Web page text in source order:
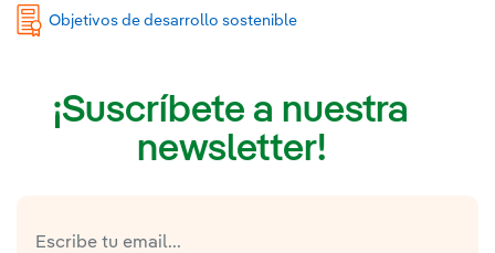
Objetivos de desarrollo sostenible
¡Suscríbete a nuestra
newsletter!